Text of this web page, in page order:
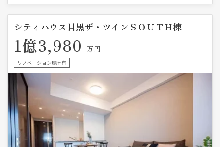
シティハウス目黒ザ・ツインＳＯＵＴＨ棟
1億3,980 万円
リノベーション履歴有